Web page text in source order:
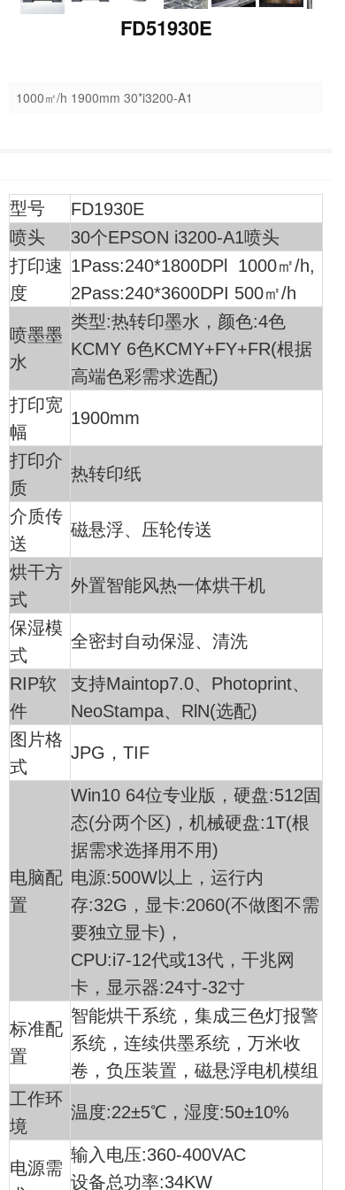
FD51930E
1000㎡/h 1900mm 30*i3200-A1
型号
FD1930E
喷头
30个EPSON i3200-A1喷头
打印速
度
1Pass:240*1800DPl 1000㎡/h,
2Pass:240*3600DPI 500㎡/h
喷墨墨
水
类型:热转印墨水，颜色:4色
KCMY 6色KCMY+FY+FR(根据
高端色彩需求选配)
打印宽
幅
1900mm
打印介
质
热转印纸
介质传
送
磁悬浮、压轮传送
烘干方
式
外置智能风热一体烘干机
保湿模
式
全密封自动保湿、清洗
RIP软
件
支持Maintop7.0、Photoprint、
NeoStampa、RlN(选配)
图片格
式
JPG，TIF
电脑配
置
Win10 64位专业版，硬盘:512固
态(分两个区)，机械硬盘:1T(根
据需求选择用不用)
电源:500W以上，运行内
存:32G，显卡:2060(不做图不需
要独立显卡)，
CPU:i7-12代或13代，干兆网
卡，显示器:24寸-32寸
标准配
置
智能烘干系统，集成三色灯报警
系统，连续供墨系统，万米收
卷，负压装置，磁悬浮电机模组
工作环
境
温度:22±5℃，湿度:50±10%
电源需
输入电压:360-400VAC
设备总功率:34KW